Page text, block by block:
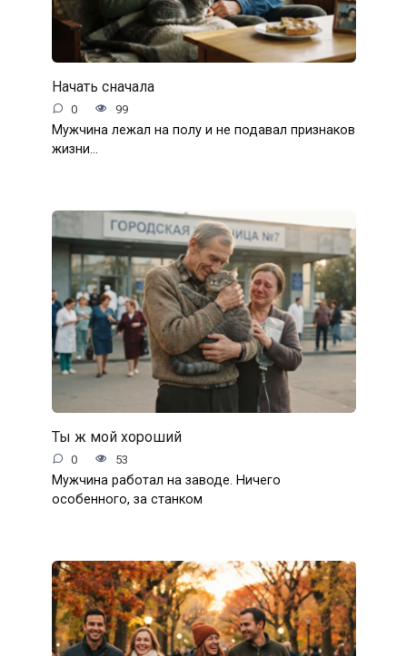
Начать сначала
0 99
Мужчина лежал на полу и не подавал признаков
жизни…
Ты ж мой хороший
0 53
Мужчина работал на заводе. Ничего
особенного, за станком